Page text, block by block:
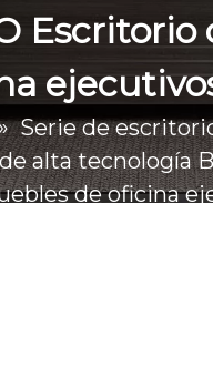
Serie de
alta tecnología
de oficina